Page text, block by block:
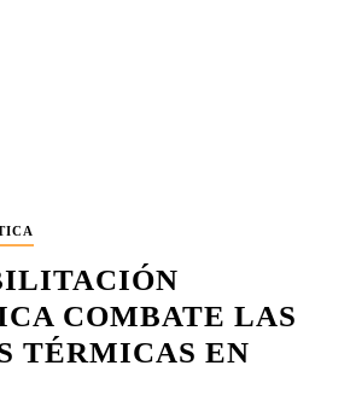
COMBATE LAS
TÉRMICAS EN